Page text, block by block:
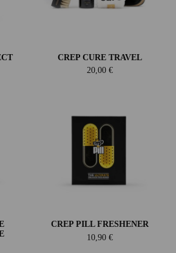
CREP CURE TRAVEL
20,00 €
CREP PILL FRESHENER
10,90 €